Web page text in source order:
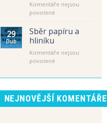
žáků
budoucích
tříd
Komentáře nejsou
povolenéu
s
názvem
rodičů
žáků
prvních
29
Dub
Sběr papíru a
hliníku
Komentáře nejsou
povolenéu
s
Sběr
papíru
NEJNOVĚJŠÍ KOMENTÁŘE